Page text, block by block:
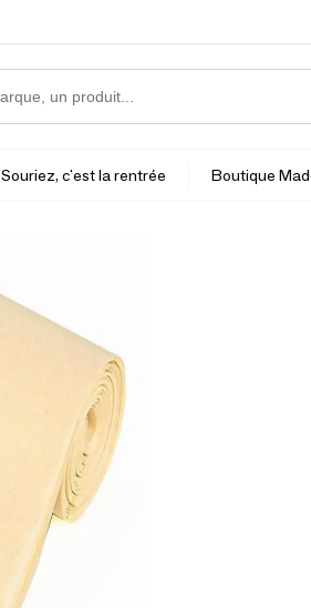
Souriez, c'est la rentrée Boutique